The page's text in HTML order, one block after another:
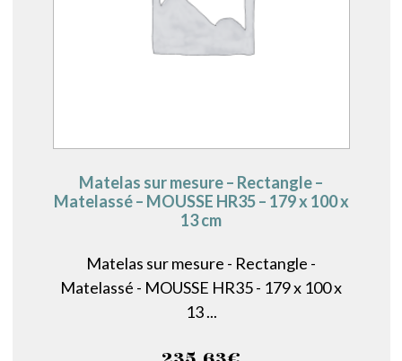
Matelas sur mesure – Rectangle –
Matelassé – MOUSSE HR35 – 179 x 100 x
13 cm
Matelas sur mesure - Rectangle -
Matelassé - MOUSSE HR35 - 179 x 100 x
13 ...